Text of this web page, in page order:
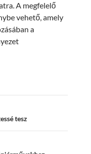
A megfelelő
vehető, amely
a
tesz